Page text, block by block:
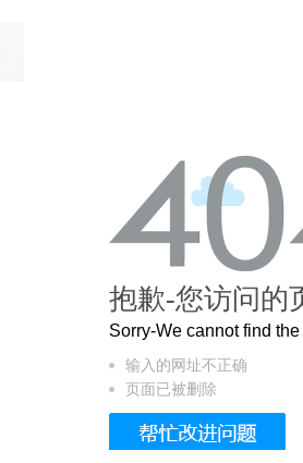
这个3.2米的长卷，还原了600岁的紫禁城
抱歉-您访问的
Sorry-We cannot find
输入的网址不正确
页面已被删除